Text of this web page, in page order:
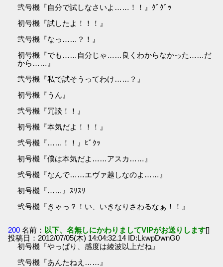
弐号機『自分で試しなさいよ……！！』ｸﾞｸﾞｯ
初号機『試したよ！！！』
弐号機『なっ……？！』
初号機『でも……自分じゃ……良くわからなかった……だ
から……』
弐号機『私で試そうってわけ……？』
初号機『うん』
弐号機『冗談！！』
初号機『本気だよ！！！』
弐号機『……！！』ﾋﾞｸｯ
初号機『僕は本気だよ……アスカ……』
弐号機『なんで……エヴァ越しなのよ……』
初号機『……』ｽﾘｽﾘ
弐号機『きゃっ？！い、いきなりさわるなぁ！！』
200 名前： 以下、名無しにかわりましてVIPがお送りします[]
投稿日：2012/07/05(木) 14:04:32.14 ID:LkwpDwnG0
初号機『やっぱり、感度は綾波以上だね』
弐号機『あんたねえ……』